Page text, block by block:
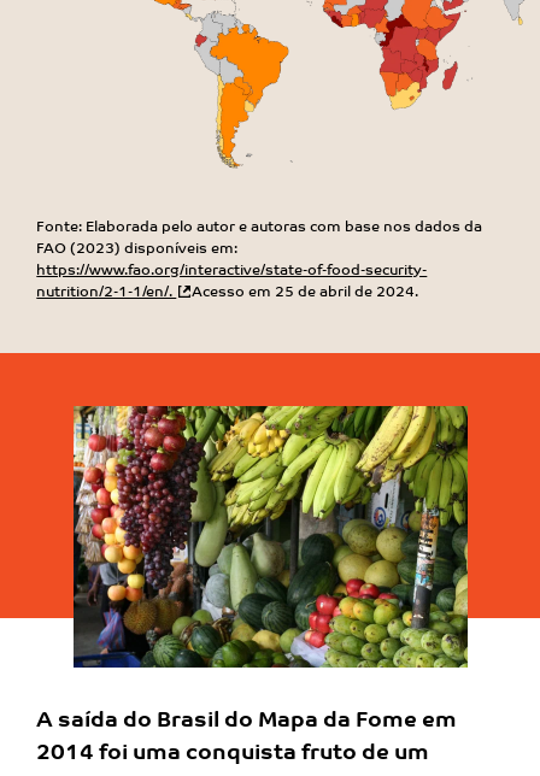
Fonte: Elaborada pelo autor e autoras com base nos dados da
FAO (2023) disponíveis em:
https://www.fao.org/interactive/state-of-food-security-
nutrition/2-1-1/en/.
Acesso em 25 de abril de 2024.
A saída do Brasil do Mapa da Fome em
2014 foi uma conquista fruto de um